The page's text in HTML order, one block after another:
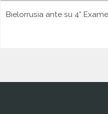
Bielorrusia ante su 4°